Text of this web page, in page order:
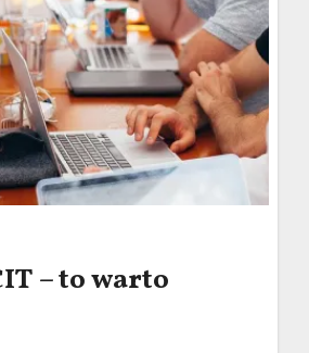
– to warto